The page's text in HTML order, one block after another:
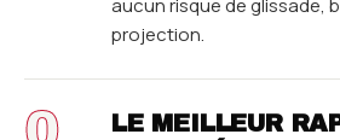
aucun risque de glissade,
projection.
LE MEILLEUR